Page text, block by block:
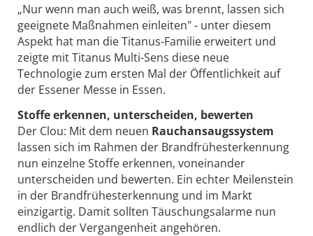
„Nur wenn man auch weiß, was brennt, lassen sich
geeignete Maßnahmen einleiten" - unter diesem
Aspekt hat man die Titanus-Familie erweitert und
zeigte mit Titanus Multi-Sens diese neue
Technologie zum ersten Mal der Öffentlichkeit auf
der Essener Messe in Essen.
Stoffe erkennen, unter­scheiden, bewerten
Der Clou: Mit dem neuen Rauchansaugssystem
lassen sich im Rahmen der Brandfrühesterkennung
nun einzelne Stoffe erkennen, voneinander
unterscheiden und bewerten. Ein echter Meilenstein
in der Brandfrühesterkennung und im Markt
einzigartig. Damit sollten Täuschungsalarme nun
endlich der Vergangenheit angehören.